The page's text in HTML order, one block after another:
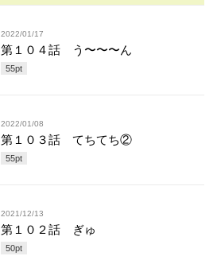
2022/01/17
第１０４話 う〜〜〜ん
55pt
2022/01/08
第１０３話 てちてち②
55pt
2021/12/13
第１０２話 ぎゅ
50pt